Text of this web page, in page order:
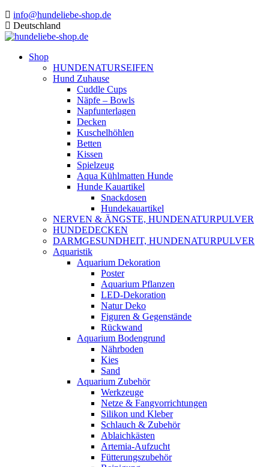
info@hundeliebe-shop.de
Deutschland
Shop
HUNDENATURSEIFEN
Hund Zuhause
Cuddle Cups
Näpfe – Bowls
Napfunterlagen
Decken
Kuschelhöhlen
Betten
Kissen
Spielzeug
Aqua Kühlmatten Hunde
Hunde Kauartikel
Snackdosen
Hundekauartikel
NERVEN & ÄNGSTE, HUNDENATURPULVER
HUNDEDECKEN
DARMGESUNDHEIT, HUNDENATURPULVER
Aquaristik
Aquarium Dekoration
Poster
Aquarium Pflanzen
LED-Dekoration
Natur Deko
Figuren & Gegenstände
Rückwand
Aquarium Bodengrund
Nährboden
Kies
Sand
Aquarium Zubehör
Werkzeuge
Netze & Fangvorrichtungen
Silikon und Kleber
Schlauch & Zubehör
Ablaichkästen
Artemia-Aufzucht
Fütterungszubehör